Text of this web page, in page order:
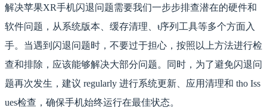
解决苹果XR手机闪退问题需要我们一步步排查潜在的硬件和
软件问题，从系统版本、缓存清理、ᵼ序列工具等多个方面入
手。当遇到闪退问题时，不要过于担心，按照以上方法进行检
查和排除，应该能够解决大部分问题。同时，为了避免闪退问
题再次发生，建议 regularly 进行系统更新、应用清理和 tho Iss
ues检查，确保手机始终运行在最佳状态。